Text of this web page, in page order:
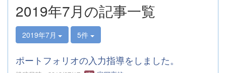
2019年7月の記事一覧
2019年7月 5件
ポートフォリオの入力指導をしました。